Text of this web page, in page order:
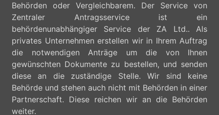
Behörden oder Vergleichbarem. Der Service von
Zentraler Antragsservice ist ein
behördenunabhängiger Service der ZA Ltd.. Als
privates Unternehmen erstellen wir in Ihrem Auftrag
die notwendigen Anträge um die von Ihnen
gewünschten Dokumente zu bestellen, und senden
diese an die zuständige Stelle. Wir sind keine
Behörde und stehen auch nicht mit Behörden in einer
Partnerschaft. Diese reichen wir an die Behörden
weiter.